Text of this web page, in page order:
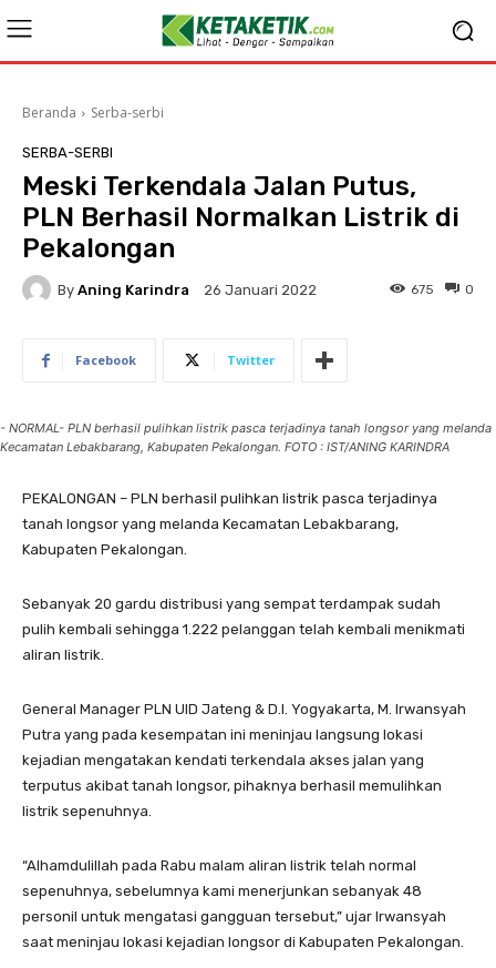
Beranda Serba-serbi
SERBA-SERBI
Meski Terkendala Jalan Putus,
PLN Berhasil Normalkan Listrik di
Pekalongan
By Aning Karindra 26 Januari 2022 0
675
Facebook Twitter
- NORMAL- PLN berhasil pulihkan listrik pasca terjadinya tanah longsor yang melanda
Kecamatan Lebakbarang, Kabupaten Pekalongan. FOTO : IST/ANING KARINDRA
PEKALONGAN – PLN berhasil pulihkan listrik pasca terjadinya
tanah longsor yang melanda Kecamatan Lebakbarang,
Kabupaten Pekalongan.
Sebanyak 20 gardu distribusi yang sempat terdampak sudah
pulih kembali sehingga 1.222 pelanggan telah kembali menikmati
aliran listrik.
General Manager PLN UID Jateng & D.I. Yogyakarta, M. Irwansyah
Putra yang pada kesempatan ini meninjau langsung lokasi
kejadian mengatakan kendati terkendala akses jalan yang
terputus akibat tanah longsor, pihaknya berhasil memulihkan
listrik sepenuhnya.
“Alhamdulillah pada Rabu malam aliran listrik telah normal
sepenuhnya, sebelumnya kami menerjunkan sebanyak 48
personil untuk mengatasi gangguan tersebut,” ujar Irwansyah
saat meninjau lokasi kejadian longsor di Kabupaten Pekalongan.